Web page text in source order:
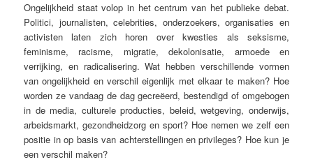
Ongelijkheid staat volop in het centrum van het publieke debat.
Politici, journalisten, celebrities, onderzoekers, organisaties en
activisten laten zich horen over kwesties als seksisme,
feminisme, racisme, migratie, dekolonisatie, armoede en
verrijking, en radicalisering. Wat hebben verschillende vormen
van ongelijkheid en verschil eigenlijk met elkaar te maken? Hoe
worden ze vandaag de dag gecreëerd, bestendigd of omgebogen
in de media, culturele producties, beleid, wetgeving, onderwijs,
arbeidsmarkt, gezondheidzorg en sport? Hoe nemen we zelf een
positie in op basis van achterstellingen en privileges? Hoe kun je
een verschil maken?